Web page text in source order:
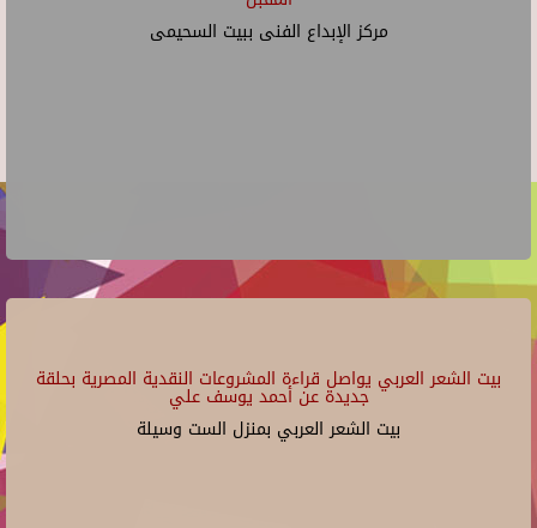
مركز الإبداع الفنى ببيت السحيمى
بيت الشعر العربي يواصل قراءة المشروعات النقدية المصرية بحلقة
جديدة عن أحمد يوسف علي
بيت الشعر العربي بمنزل الست وسيلة